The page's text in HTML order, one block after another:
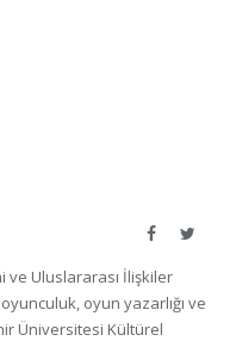
FacebookTwitter
ve Uluslararası İlişkiler
oyun yazarlığı ve
Üniversitesi Kültürel